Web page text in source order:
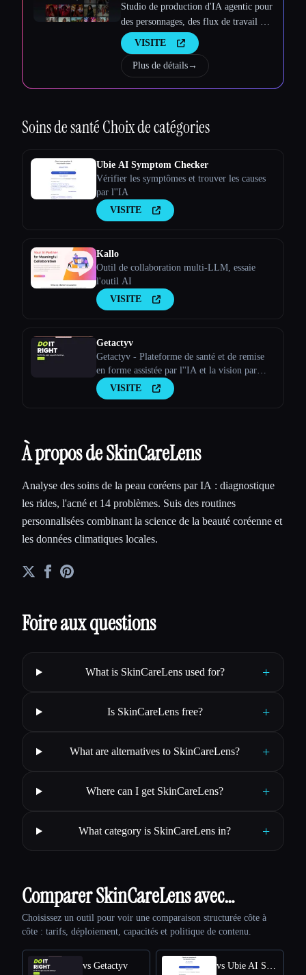
Studio de production d'IA agentic pour
des personnages, des flux de travail et
des vidéos cohérents
VISITE
Plus de détails→
Soins de santéChoix de catégories
Ubie AI Symptom Checker
Vérifier les symptômes et trouver les causes
par l''IA
VISITE
Kallo
Outil de collaboration multi-LLM, essaie
l'outil AI
VISITE
Getactyv
Getactyv - Plateforme de santé et de remise
en forme assistée par l''IA et la vision par
ordinateur
VISITE
À propos de SkinCareLens
Analyse des soins de la peau coréens par IA : diagnostique
les rides, l'acné et 14 problèmes. Suis des routines
personnalisées combinant la science de la beauté coréenne et
les données climatiques locales.
Foire aux questions
What is SkinCareLens used for? +
Is SkinCareLens free? +
What are alternatives to SkinCareLens? +
Where can I get SkinCareLens? +
What category is SkinCareLens in? +
Comparer SkinCareLens avec…
Choisissez un outil pour voir une comparaison structurée côte à
côte : tarifs, déploiement, capacités et politique de contenu.
vs Getactyv vs Ubie AI Symptom Checker